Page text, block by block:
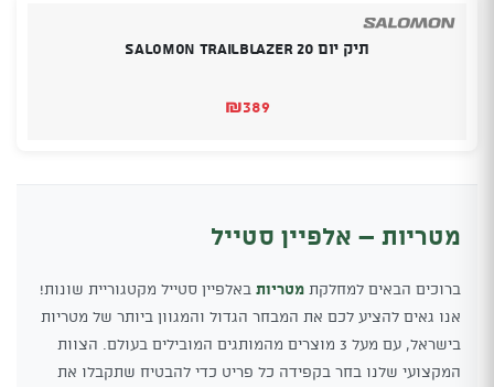
תיק יום SALOMON TRAILBLAZER 20
₪389
מטריות – אלפיין סטייל
ברוכים הבאים למחלקת מטריות באלפיין סטייל מקטגוריית שונות!
אנו גאים להציע לכם את המבחר הגדול והמגוון ביותר של מטריות
בישראל, עם מעל 3 מוצרים מהמותגים המובילים בעולם. הצוות
המקצועי שלנו בחר בקפידה כל פריט כדי להבטיח שתקבלו את